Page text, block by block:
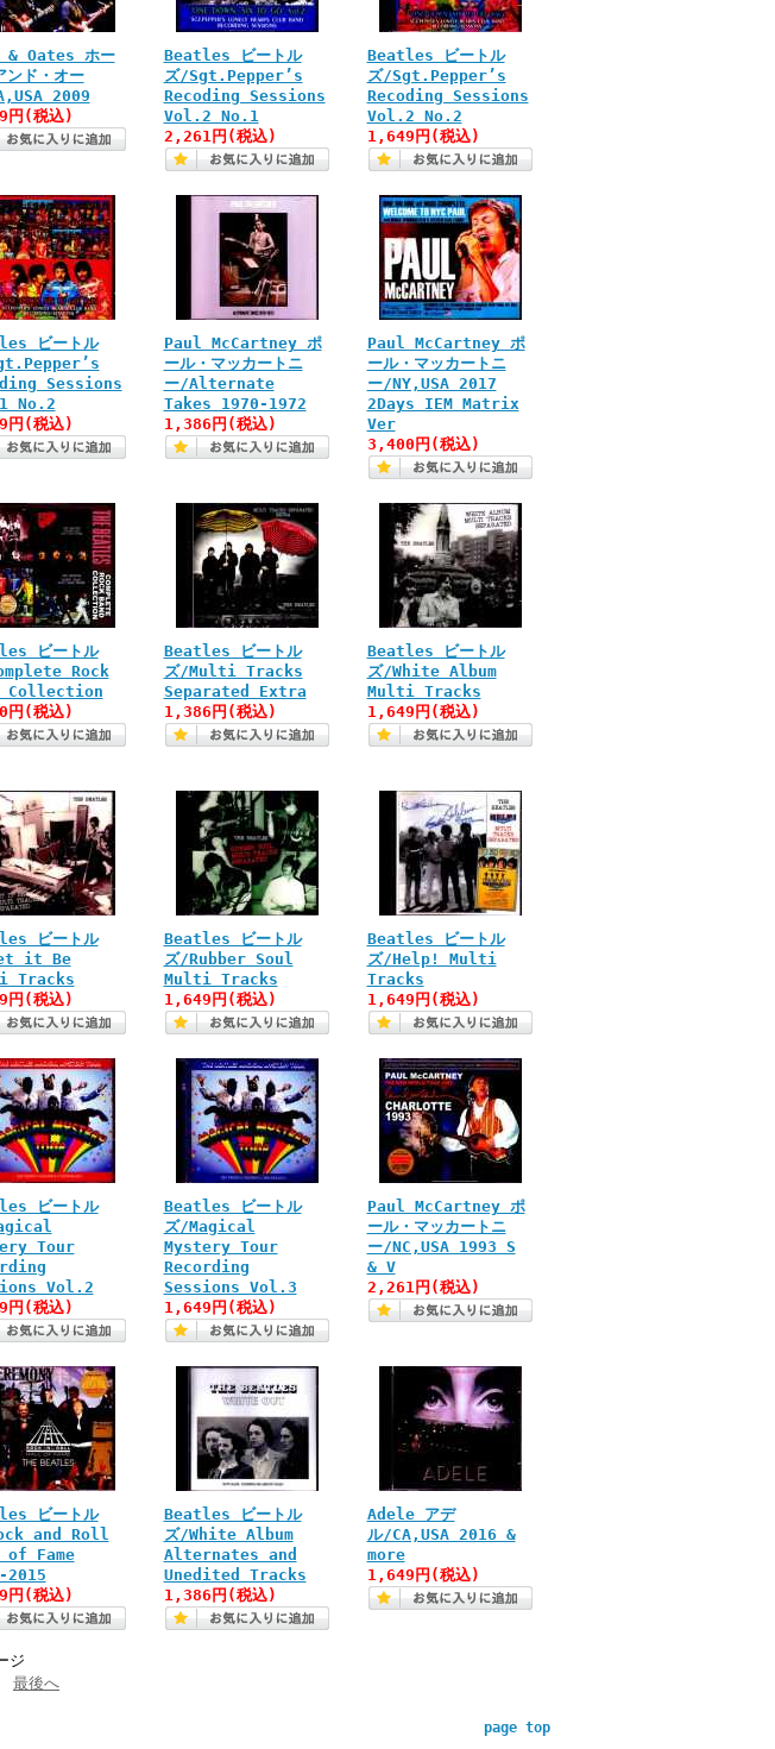
Oates ホー
ンド・オー
2009
円(税込)
Beatles ビートル
ズ/Sgt.Pepper’s
Recoding Sessions
Vol.2 No.1
2,261円(税込)
Beatles ビートル
ズ/Sgt.Pepper’s
Recoding Sessions
Vol.2 No.2
1,649円(税込)
ビートル
Sessions
No.2
円(税込)
Paul McCartney ポ
ール・マッカートニ
ー/Alternate
Takes 1970-1972
1,386円(税込)
Paul McCartney ポ
ール・マッカートニ
ー/NY,USA 2017
2Days IEM Matrix
Ver
3,400円(税込)
ビートル
Rock
Collection
円(税込)
Beatles ビートル
ズ/Multi Tracks
Separated Extra
1,386円(税込)
Beatles ビートル
ズ/White Album
Multi Tracks
1,649円(税込)
ビートル
it Be
Tracks
円(税込)
Beatles ビートル
ズ/Rubber Soul
Multi Tracks
1,649円(税込)
Beatles ビートル
ズ/Help! Multi
Tracks
1,649円(税込)
ビートル
Tour
Vol.2
円(税込)
Beatles ビートル
ズ/Magical
Mystery Tour
Recording
Sessions Vol.3
1,649円(税込)
Paul McCartney ポ
ール・マッカートニ
ー/NC,USA 1993 S
& V
2,261円(税込)
ビートル
and Roll
Fame
2015
円(税込)
Beatles ビートル
ズ/White Album
Alternates and
Unedited Tracks
1,386円(税込)
Adele アデ
ル/CA,USA 2016 &
more
1,649円(税込)
ジ
最後へ
page top